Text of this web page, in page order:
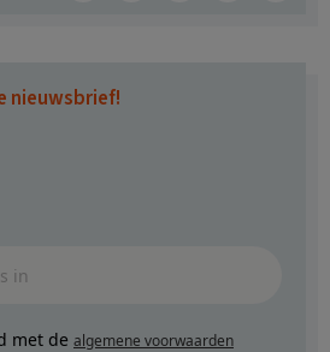
nieuwsbrief!
met de algemene voorwaarden